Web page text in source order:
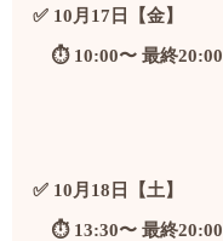
✅ 10月17日【金】
⏱️ 10:00〜 最終20:00
✅ 10月18日【土】
⏱️ 13:30〜 最終20:00